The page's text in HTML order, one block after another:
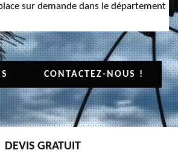
sur demande dans le département
CONTACTEZ-NOUS !
DEVIS GRATUIT